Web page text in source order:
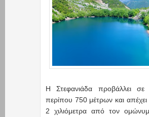
Η Στεφανιάδα προβάλλει σε
περίπου 750 μέτρων και
2 χιλιόμετρα από τον